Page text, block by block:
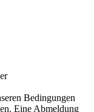
Bedingungen
Eine Abmeldung